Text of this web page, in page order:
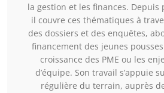
la gestion et les finances. Depuis
il couvre ces thématiques à
des dossiers et des enquêtes,
financement des jeunes
croissance des PME ou les
d’équipe. Son travail s’appuie
régulière du terrain, auprès